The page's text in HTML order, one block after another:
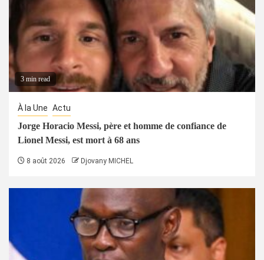
3 min read
À la Une Actu
Jorge Horacio Messi, père et homme de confiance de
Lionel Messi, est mort à 68 ans
8 août 2026 Djovany MICHEL